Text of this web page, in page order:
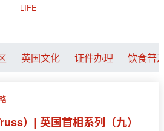
LIFE
英国文化 证件办理 饮食普
）| 英国首相系列（九）